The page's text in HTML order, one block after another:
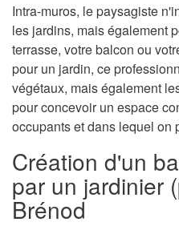
Intra-muros, le paysagiste
les jardins, mais également
terrasse, votre balcon ou
pour un jardin, ce
végétaux, mais également
pour concevoir un espace
occupants et dans lequel on
Création d'un
par un jardinier
Brénod